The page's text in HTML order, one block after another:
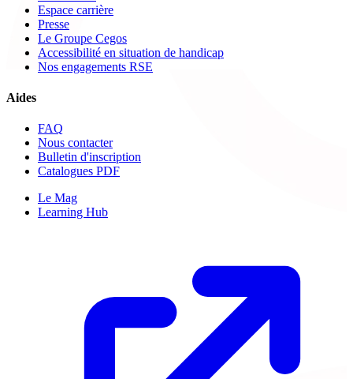
Espace carrière
Presse
Le Groupe Cegos
Accessibilité en situation de handicap
Nos engagements RSE
Aides
FAQ
Nous contacter
Bulletin d'inscription
Catalogues PDF
Le Mag
Learning Hub